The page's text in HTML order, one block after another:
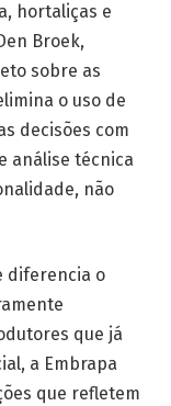
hortaliças e
Broek,
sobre as
o uso de
decisões com
análise técnica
não
diferencia o
que já
a Embrapa
que refletem